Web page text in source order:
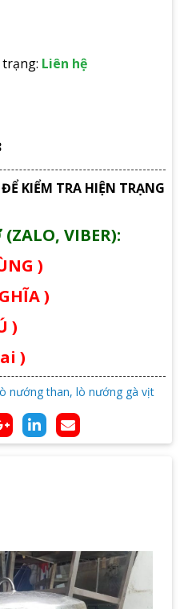
Liên hệ
KIỂM TRA HIỆN TRẠNG
VIBER):
)
)
)
)
nướng than, lò nướng gà vịt